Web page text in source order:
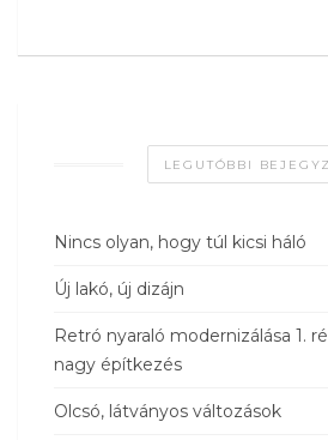
LEGUTÓBBI
Nincs olyan, hogy túl kicsi háló
Új lakó, új dizájn
Retró nyaraló modernizálása 1.
nagy építkezés
Olcsó, látványos változások